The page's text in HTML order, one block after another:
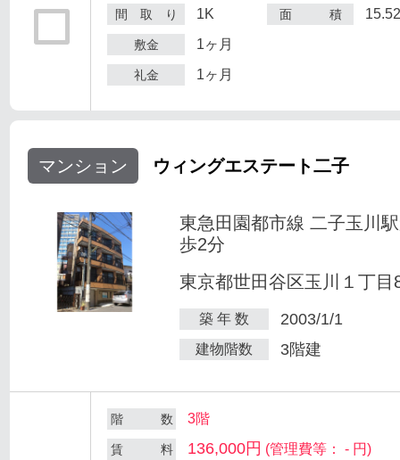
間 取 り 1K 面 積
敷金 1ヶ月
礼金 1ヶ月
マンション ウィングエステート二子
東急田園都市線 二子玉川
歩2分
東京都世田谷区玉川１丁目
築 年 数 2003/1/1
建物階数 3階建
階 数 3階
賃 料 136,000円 (管理費等： - 円)